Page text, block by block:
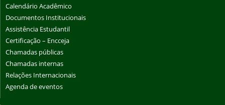
Calendário Acadêmico
Documentos Institucionais
Assistência Estudantil
Certificação – Encceja
Chamadas públicas
Chamadas internas
Relações Internacionais
Agenda de eventos